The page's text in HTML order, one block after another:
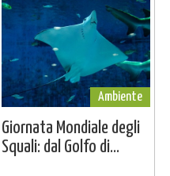
Ambiente
Giornata Mondiale degli
Squali: dal Golfo di...